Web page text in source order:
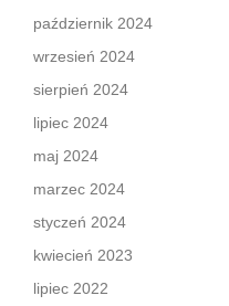
październik 2024
wrzesień 2024
sierpień 2024
lipiec 2024
maj 2024
marzec 2024
styczeń 2024
kwiecień 2023
lipiec 2022